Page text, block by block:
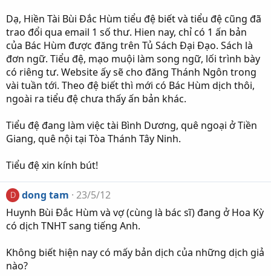
Dạ, Hiền Tài Bùi Đắc Hùm tiểu đệ biết và tiểu đệ cũng đã
trao đổi qua email 1 số thư. Hien nay, chỉ có 1 ấn bản
của Bác Hùm được đăng trên Tủ Sách Đại Đạo. Sách là
đơn ngữ. Tiểu đệ, mạo muội làm song ngữ, lối trình bày
có riêng tư. Website ấy sẽ cho đăng Thánh Ngôn trong
vài tuần tới. Theo đệ biết thì mới có Bác Hùm dịch thôi,
ngoài ra tiểu đệ chưa thấy ấn bản khác.
Tiểu đệ đang làm việc tài Bình Dương, quê ngoại ở Tiền
Giang, quê nội tại Tòa Thánh Tây Ninh.
Tiểu đệ xin kính bút!
D dong tam
23/5/12
Huynh Bùi Đắc Hùm và vợ (cùng là bác sĩ) đang ở Hoa Kỳ
có dịch TNHT sang tiếng Anh.
Không biết hiện nay có mấy bản dịch của những dịch giả
nào?